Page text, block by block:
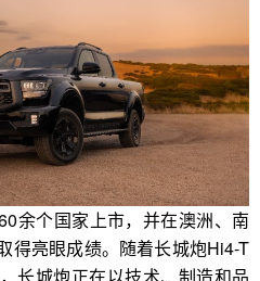
余个国家上市，并在澳洲、南
得亮眼成绩。随着长城炮Hi4-T